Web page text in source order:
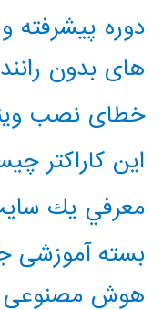
دوره
های بدون
خطای نصب
این کاراکتر چیست؟
معرفي يك
بسته آموزشی
هوش مصنوعی